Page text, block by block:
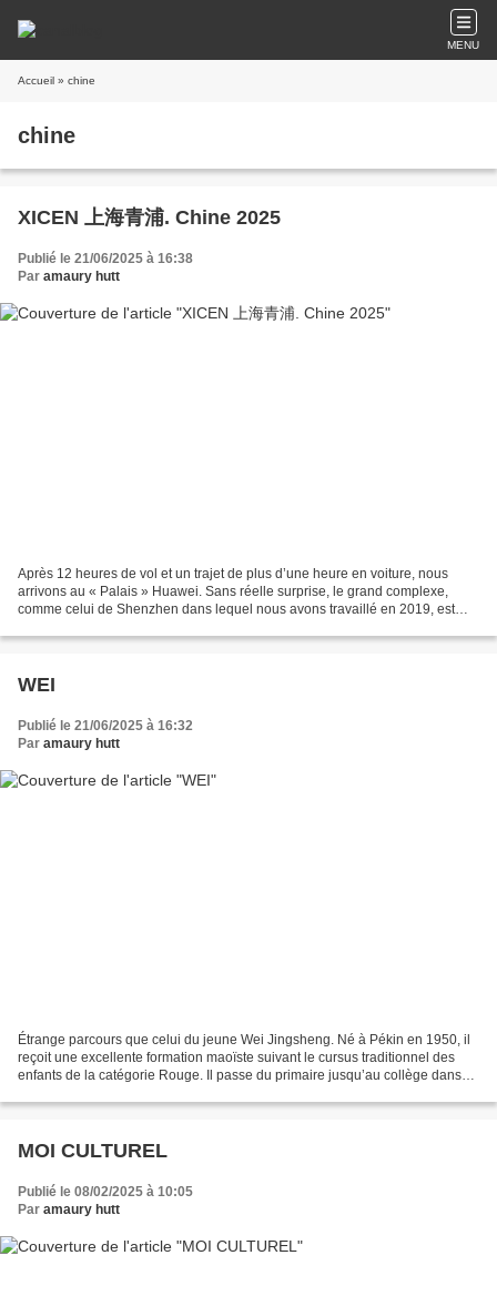
MENU
Accueil » chine
chine
XICEN 上海青浦. Chine 2025
Publié le 21/06/2025 à 16:38
Par amaury hutt
Après 12 heures de vol et un trajet de plus d’une heure en voiture, nous
arrivons au « Palais » Huawei. Sans réelle surprise, le grand complexe,
comme celui de Shenzhen dans lequel nous avons travaillé en 2019, est
WEI
Publié le 21/06/2025 à 16:32
Par amaury hutt
Étrange parcours que celui du jeune Wei Jingsheng. Né à Pékin en 1950, il
reçoit une excellente formation maoïste suivant le cursus traditionnel des
enfants de la catégorie Rouge. Il passe du primaire jusqu’au collège dans
MOI CULTUREL
Publié le 08/02/2025 à 10:05
Par amaury hutt